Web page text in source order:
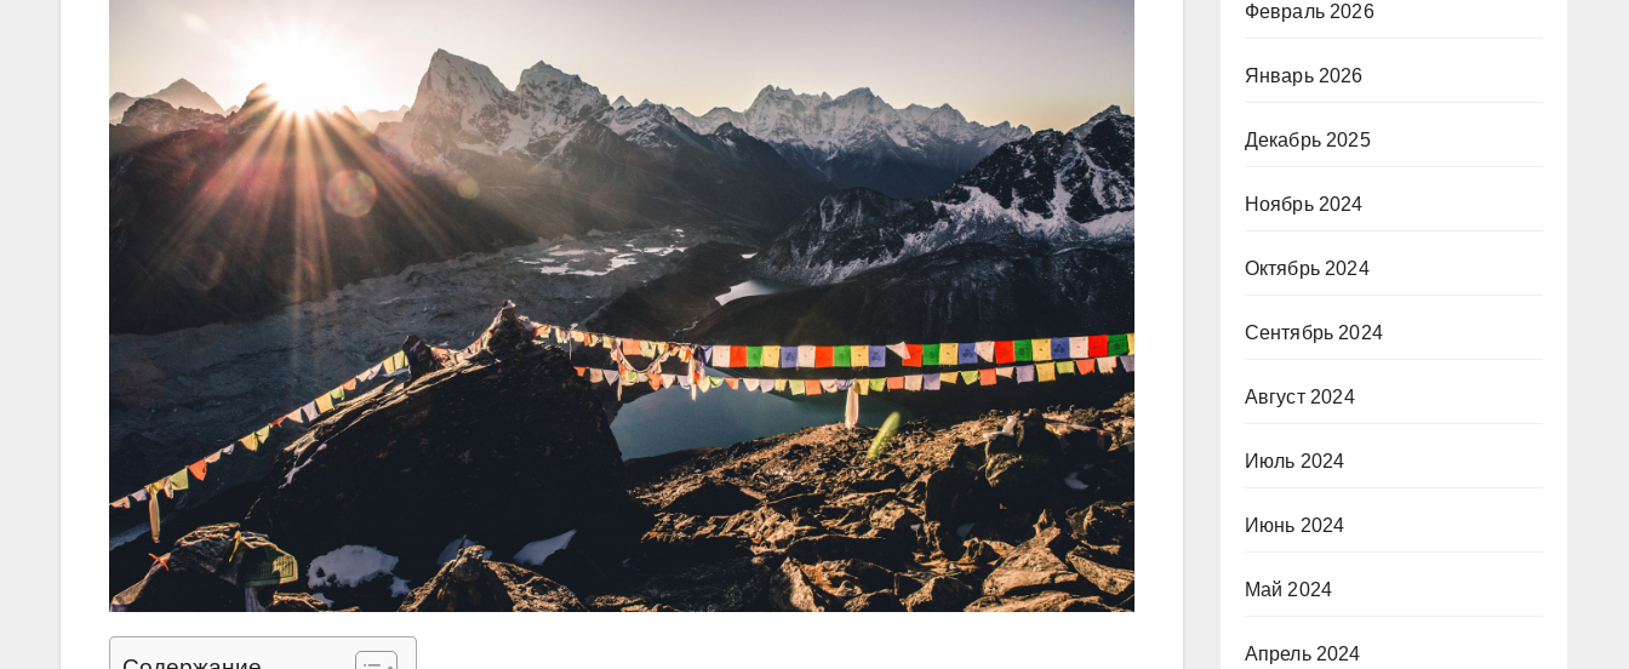
Февраль 2026
Январь 2026
Декабрь 2025
Ноябрь 2024
Октябрь 2024
Сентябрь 2024
Август 2024
Июль 2024
Июнь 2024
Май 2024
Апрель 2024